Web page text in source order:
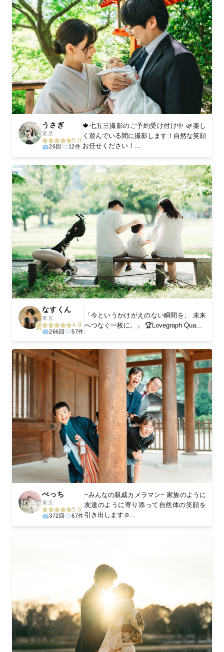
うさぎ
東京
5.0
26回 12件
🍁七五三撮影のご予約受け付け中 🌿楽し
く遊んでいる間に撮影します！自然な笑顔
お任せください！...
なすくん
東京
4.9
266回 57件
「今というかけがえのない瞬間を、 未来
へつなぐ一枚に。」 🏆Lovegraph Qua...
べっち
東京
5.0
372回 67件
~みんなの親戚カメラマン~ 家族のように
友達のように寄り添って自然体の笑顔を
引き出します☺️...